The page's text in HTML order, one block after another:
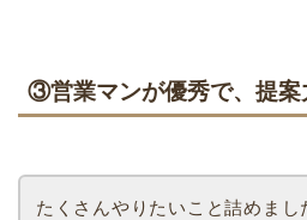
③営業マンが優秀で、提案
たくさんやりたいこと詰めまし